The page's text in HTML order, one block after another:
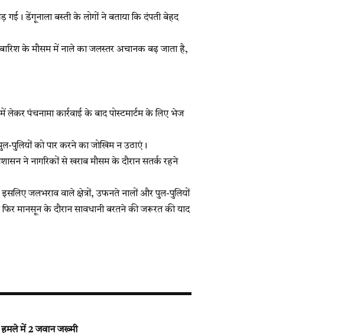
गई। डेंगूनाला बस्ती के लोगों ने बताया कि दंपती बेहद
बारिश के मौसम में नाले का जलस्तर अचानक बढ़ जाता है,
पंचनामा कार्रवाई के बाद पोस्टमार्टम के लिए भेज
पुलियों को पार करने का जोखिम न उठाएं।
ने नागरिकों से खराब मौसम के दौरान सतर्क रहने
जलभराव वाले क्षेत्रों, उफनते नालों और पुल-पुलियों
मानसून के दौरान सावधानी बरतने की जरूरत की याद
हमले में 2 जवान जख्मी